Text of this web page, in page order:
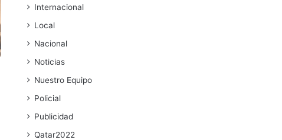
Internacional
Local
Nacional
Noticias
Nuestro Equipo
Policial
Publicidad
Qatar2022